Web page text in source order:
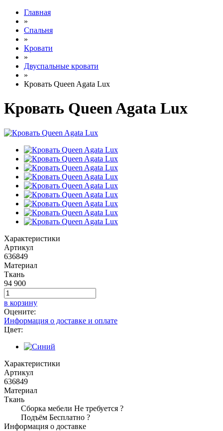
Главная
»
Спальня
»
Кровати
»
Двуспальные кровати
»
Кровать Queen Agata Lux
Кровать Queen Agata Lux
Характеристики
Артикул
636849
Материал
Ткань
94 900
в корзину
Оцените:
Информация о доставке и оплате
Цвет:
Характеристики
Артикул
636849
Материал
Ткань
Сборка мебели Не требуется ?
Подъём Бесплатно ?
Информация о доставке